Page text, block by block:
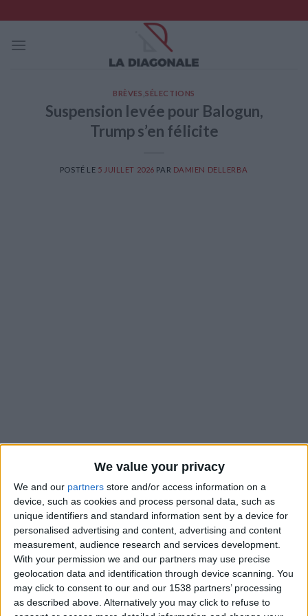
We value your privacy
We and our partners store and/or access information on a
device, such as cookies and process personal data, such as
unique identifiers and standard information sent by a device for
personalised advertising and content, advertising and content
measurement, audience research and services development.
With your permission we and our partners may use precise
geolocation data and identification through device scanning. You
may click to consent to our and our 1538 partners’ processing
as described above. Alternatively you may click to refuse to
to
content
BRÈVES ,SÉLECTIONS
Suspension levée pour Balogun,
Trump s’en félicite
POSTÉ LE 5 JUILLET 2026 PAR DAMIEN DELLERBA
Folarin Balogun va bien participer au 8e de finale entre les
États-Unis et la Belgique, dans la nuit de mardi à mercredi
(02h). Exclu pour une mauvaise semelle sur un mollet et une
cheville d’un joueur bosnien lors des 16es de finale, l’attaquant
de l’AS Monaco a été blanchi par la FIFA et son comité
disciplinaire, grâce à l’article 27 du règlement qui permet de